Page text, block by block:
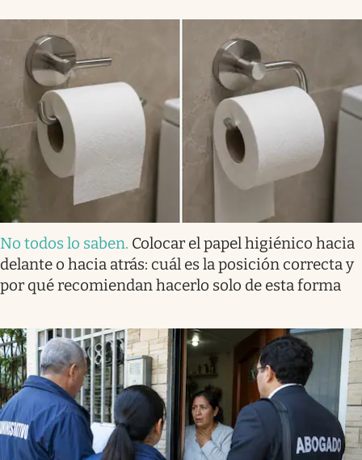
No todos lo saben. Colocar el papel higiénico hacia
delante o hacia atrás: cuál es la posición correcta y
por qué recomiendan hacerlo solo de esta forma